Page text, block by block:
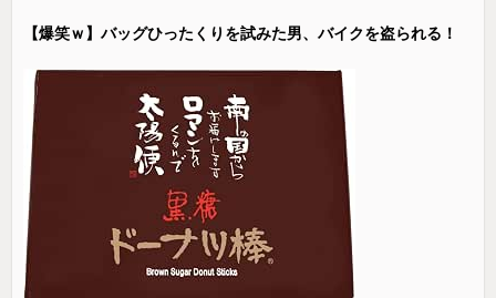
【爆笑ｗ】バッグひったくりを試みた男、バイクを盗られる！